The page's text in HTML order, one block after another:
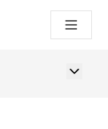
합 기능을 위한
우를 처음부터